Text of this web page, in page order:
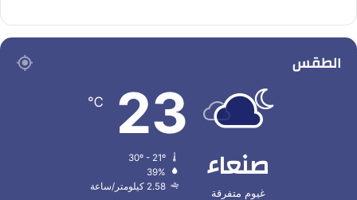
الطقس
صنعاء
غيوم متفرقة
23
℃
39%
2.58 كيلومتر/ساعة